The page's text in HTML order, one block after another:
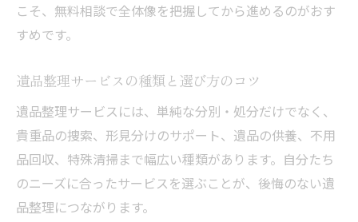
こそ、無料相談で全体像を把握してから進めるのがおす
すめです。
遺品整理サービスの種類と選び方のコツ
遺品整理サービスには、単純な分別・処分だけでなく、
貴重品の捜索、形見分けのサポート、遺品の供養、不用
品回収、特殊清掃まで幅広い種類があります。自分たち
のニーズに合ったサービスを選ぶことが、後悔のない遺
品整理につながります。